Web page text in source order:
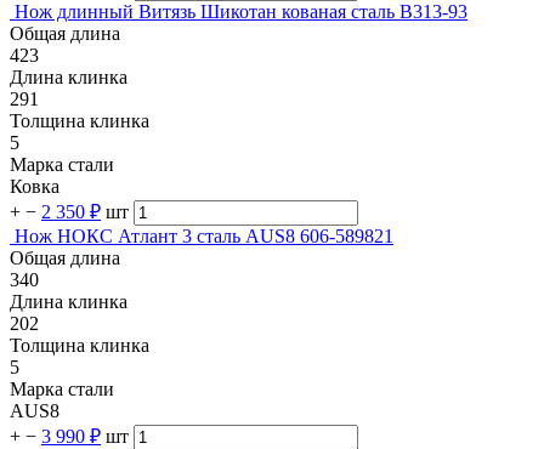
Нож длинный Витязь Шикотан кованая сталь B313-93
Общая длина
423
Длина клинка
291
Толщина клинка
5
Марка стали
Ковка
+ − 2 350 ₽ шт
Нож НОКС Атлант 3 сталь AUS8 606-589821
Общая длина
340
Длина клинка
202
Толщина клинка
5
Марка стали
AUS8
+ − 3 990 ₽ шт